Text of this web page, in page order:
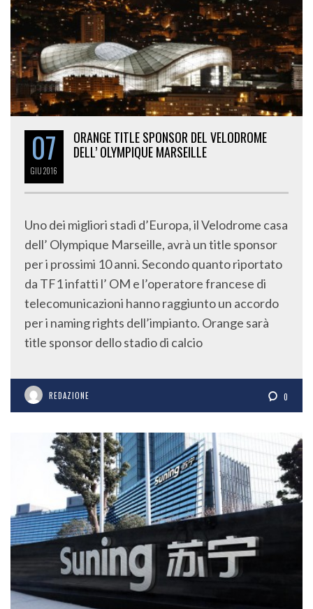
07
GIU2016
ORANGE TITLE SPONSOR DEL VELODROME
DELL’ OLYMPIQUE MARSEILLE
Uno dei migliori stadi d’Europa, il Velodrome casa
dell’ Olympique Marseille, avrà un title sponsor
per i prossimi 10 anni. Secondo quanto riportato
da TF1 infatti l’ OM e l’operatore francese di
telecomunicazioni hanno raggiunto un accordo
per i naming rights dell’impianto. Orange sarà
title sponsor dello stadio di calcio
REDAZIONE 0